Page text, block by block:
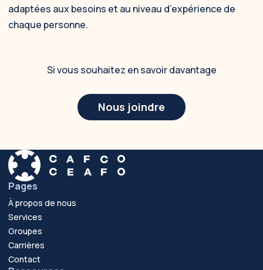
adaptées aux besoins et au niveau d’expérience de
chaque personne.
Si vous souhaitez en savoir davantage
Nous joindre
Pages
À propos de nous
Services
Groupes
Carrières
Contact